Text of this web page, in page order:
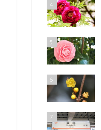
4
5
6
7